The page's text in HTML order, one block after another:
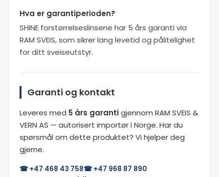
Hva er garantiperioden?
SHINE forstørrelseslinsene har 5 års garanti via
RAM SVEIS, som sikrer lang levetid og pålitelighet
for ditt sveiseutstyr.
Garanti og kontakt
Leveres med 5 års garantigjennom RAM SVEIS &
VERN AS — autorisert importør i Norge. Har du
spørsmål om dette produktet? Vi hjelper deg
gjerne.
☎ +47 468 43 758☎ +47 968 87 890